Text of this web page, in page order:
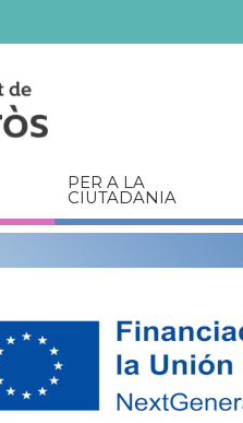
PER A LA
CIUTADANIA